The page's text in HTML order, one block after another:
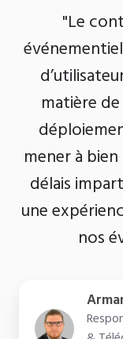
"Le
matière
mener à
délais
une
nos